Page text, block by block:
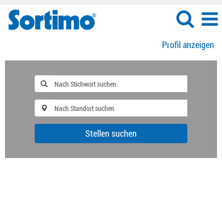
Profil anzeigen
Stellen suchen